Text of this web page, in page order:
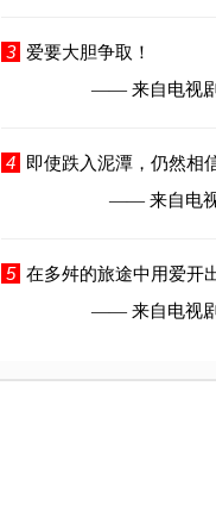
3
爱要大胆争取！
—— 来自电视剧
4
即使跌入泥潭，仍然相
—— 来自电
5 在多舛的旅途中用爱开
—— 来自电视剧